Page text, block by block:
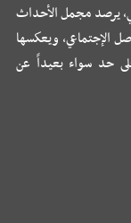
يرصد مجمل الأحداث
الإجتماعي، ويعكسها
حد سواء بعيداً عن